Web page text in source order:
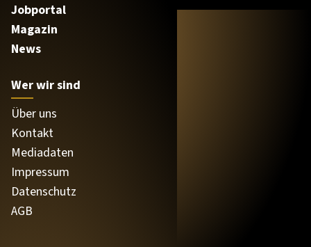
Jobportal
Magazin
News
Wer wir sind
Über uns
Kontakt
Mediadaten
Impressum
Datenschutz
AGB